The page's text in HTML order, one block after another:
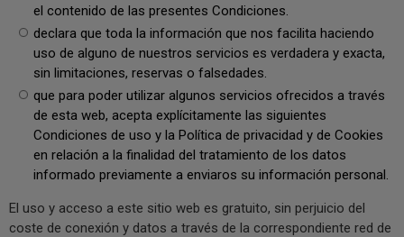
el contenido de las presentes Condiciones.
declara que toda la información que nos facilita haciendo
uso de alguno de nuestros servicios es verdadera y exacta,
sin limitaciones, reservas o falsedades.
que para poder utilizar algunos servicios ofrecidos a través
de esta web, acepta explícitamente las siguientes
Condiciones de uso y la Política de privacidad y de Cookies
en relación a la finalidad del tratamiento de los datos
informado previamente a enviaros su información personal.
El uso y acceso a este sitio web es gratuito, sin perjuicio del
coste de conexión y datos a través de la correspondiente red de